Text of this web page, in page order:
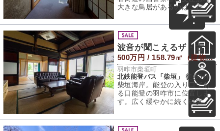
大きな鳥居があるのはご存知
でしょうか？1300年の歴史が
ある大野湊神
波音が聞こえるザ・古民家
500万円 / 158.79㎡（建物） 390.76㎡（敷地）
羽咋市柴垣町
北鉄能登バス「柴垣」 徒歩5分
柴垣海岸。能登の入り口であ
る口能登の羽咋市に位置しま
す。広く緩やかに続く砂浜に
寄せては返す波。砂浜の先に
は日本海にぴょこ